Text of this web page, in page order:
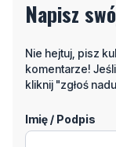
Napisz
Nie hejtuj, pisz
komentarze!
kliknij "zgłoś
Imię / Podpis